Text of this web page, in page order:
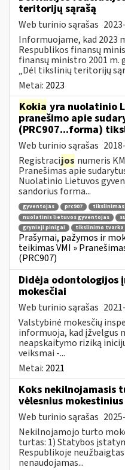
teritorijų sąrašą
Web turinio sąrašas
Informuojame, kad 2023
Respublikos finansų
finansų ministro 2001 m.
„Dėl tikslinių teritorijų
Metai: 2023
Kokia yra nuolatinio
pranešimo apie
(PRC907...forma)
Web turinio sąrašas
Registracijos numeris
Pranešimas apie
Nuolatinio Lietuvos
sandorius forma...
gyventojas prc907 tikslinimas
nuolatinis lietuvos gyventojas
grynieji pinigai
tikslinimo tvarka
Prašymai, pažymos ir
teikimas VMI »
(PRC907)
Didėja odontologijos
mokesčiai
Web turinio sąrašas
Valstybinė mokesčių
informuoja, kad įžvelgus
neapskaitymo riziką
veiksmai -...
Metai: 2021
Koks nekilnojamasis
vėlesnius
Web turinio sąrašas
Nekilnojamojo turto
turtas: 1) Statybos
Respublikoje
nenaudojamas...